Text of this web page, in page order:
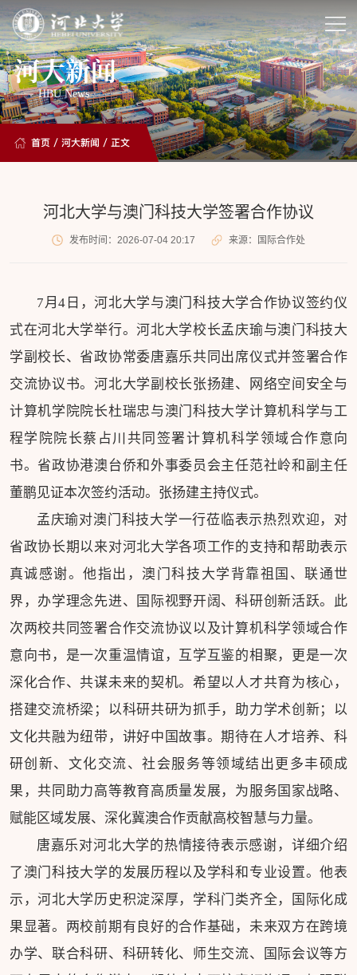
河大新闻
HBU News
首页 /河大新闻 / 正文
河北大学与澳门科技大学签署合作协议
发布时间：2026-07-04 20:17 来源：国际合作处
7月4日，河北大学与澳门科技大学合作协议签约仪
式在河北大学举行。河北大学校长孟庆瑜与澳门科技大
学副校长、省政协常委唐嘉乐共同出席仪式并签署合作
交流协议书。河北大学副校长张扬建、网络空间安全与
计算机学院院长杜瑞忠与澳门科技大学计算机科学与工
程学院院长蔡占川共同签署计算机科学领域合作意向
书。省政协港澳台侨和外事委员会主任范社岭和副主任
董鹏见证本次签约活动。张扬建主持仪式。
孟庆瑜对澳门科技大学一行莅临表示热烈欢迎，对
省政协长期以来对河北大学各项工作的支持和帮助表示
真诚感谢。他指出，澳门科技大学背靠祖国、联通世
界，办学理念先进、国际视野开阔、科研创新活跃。此
次两校共同签署合作交流协议以及计算机科学领域合作
意向书，是一次重温情谊，互学互鉴的相聚，更是一次
深化合作、共谋未来的契机。希望以人才共育为核心，
搭建交流桥梁；以科研共研为抓手，助力学术创新；以
文化共融为纽带，讲好中国故事。期待在人才培养、科
研创新、文化交流、社会服务等领域结出更多丰硕成
果，共同助力高等教育高质量发展，为服务国家战略、
赋能区域发展、深化冀澳合作贡献高校智慧与力量。
唐嘉乐对河北大学的热情接待表示感谢，详细介绍
了澳门科技大学的发展历程以及学科和专业设置。他表
示，河北大学历史积淀深厚，学科门类齐全，国际化成
果显著。两校前期有良好的合作基础，未来双方在跨境
办学、联合科研、科研转化、师生交流、国际会议等方